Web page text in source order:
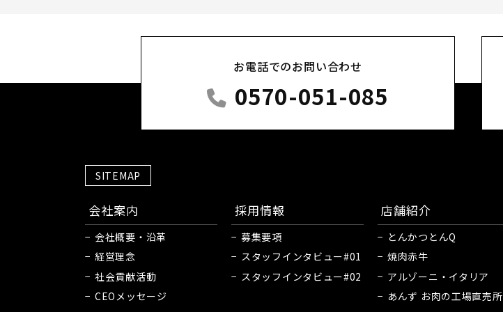
お電話でのお問い合わせ
0570-051-085
SITEMAP
会社案内
会社概要・沿革
経営理念
社会貢献活動
CEOメッセージ
採用情報
募集要項
スタッフインタビュー#01
スタッフインタビュー#02
店舗紹介
とんかつとんQ
焼肉赤牛
アルゾーニ・イタリア
あんず お肉の工場直売所